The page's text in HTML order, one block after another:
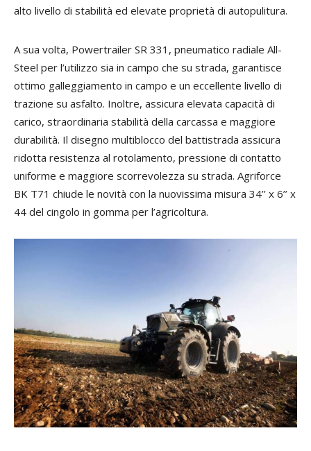
alto livello di stabilità ed elevate proprietà di autopulitura.
A sua volta, Powertrailer SR 331, pneumatico radiale All-
Steel per l’utilizzo sia in campo che su strada, garantisce
ottimo galleggiamento in campo e un eccellente livello di
trazione su asfalto. Inoltre, assicura elevata capacità di
carico, straordinaria stabilità della carcassa e maggiore
durabilità. Il disegno multiblocco del battistrada assicura
ridotta resistenza al rotolamento, pressione di contatto
uniforme e maggiore scorrevolezza su strada. Agriforce
BK T71 chiude le novità con la nuovissima misura 34’’ x 6’’ x
44 del cingolo in gomma per l’agricoltura.